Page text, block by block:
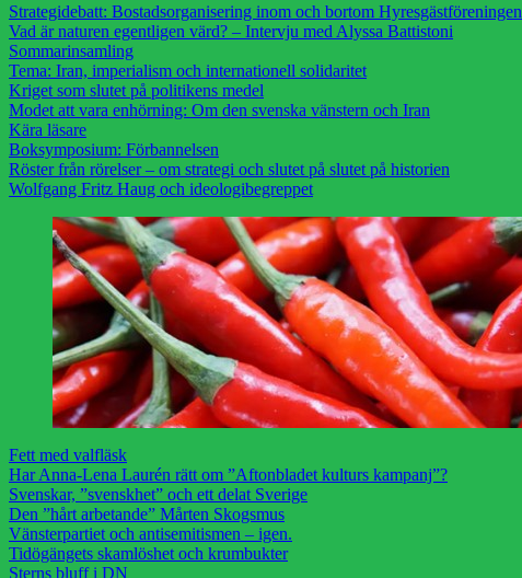
Strategidebatt: Bostadsorganisering inom och bortom Hyresgästföreningen
Vad är naturen egentligen värd? – Intervju med Alyssa Battistoni
Sommarinsamling
Tema: Iran, imperialism och internationell solidaritet
Kriget som slutet på politikens medel
Modet att vara enhörning: Om den svenska vänstern och Iran
Kära läsare
Boksymposium: Förbannelsen
Röster från rörelser – om strategi och slutet på slutet på historien
Wolfgang Fritz Haug och ideologibegreppet
Fett med valfläsk
Har Anna-Lena Laurén rätt om ”Aftonbladet kulturs kampanj”?
Svenskar, ”svenskhet” och ett delat Sverige
Den ”hårt arbetande” Mårten Skogsmus
Vänsterpartiet och antisemitismen – igen.
Tidögängets skamlöshet och krumbukter
Sterns bluff i DN